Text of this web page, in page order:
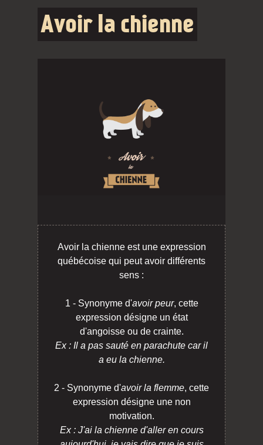
Avoir la chienne
Avoir la chienne est une expression
québécoise qui peut avoir différents
sens :
1 - Synonyme d'avoir peur, cette
expression désigne un état
d'angoisse ou de crainte.
Ex : Il a pas sauté en parachute car il
a eu la chienne.
2 - Synonyme d'avoir la flemme, cette
expression désigne une non
motivation.
Ex : J'ai la chienne d'aller en cours